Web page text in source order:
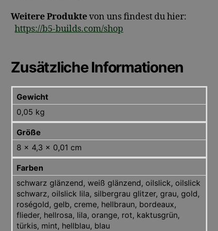
Weitere Produktevon uns findest du hier:
https://b5-builds.com/shop
Zusätzliche Informationen
Gewicht
0,05 kg
Größe
8 × 4,3 × 0,01 cm
Farben
schwarz glänzend, weiß glänzend, oilslick, oilslick
schwarz, oilslick lila, silbergrau glitzer, grau, gold,
roségold, gelb, creme, hellbraun, bordeaux,
flieder, hellrosa, lila, orange, rot, kaktusgrün,
türkis, mint, hellblau, blau